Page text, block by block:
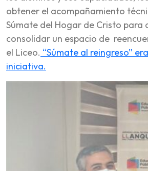
obtener el acompañamiento
Súmate del Hogar de Cristo para
consolidar un espacio de
el Liceo. “Súmate al reingreso”
iniciativa.